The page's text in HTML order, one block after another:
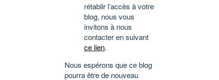
rétablir l’accès à votre
blog, nous vous
invitons à nous
contacter en suivant
ce lien.
Nous espérons que ce blog
pourra être de nouveau